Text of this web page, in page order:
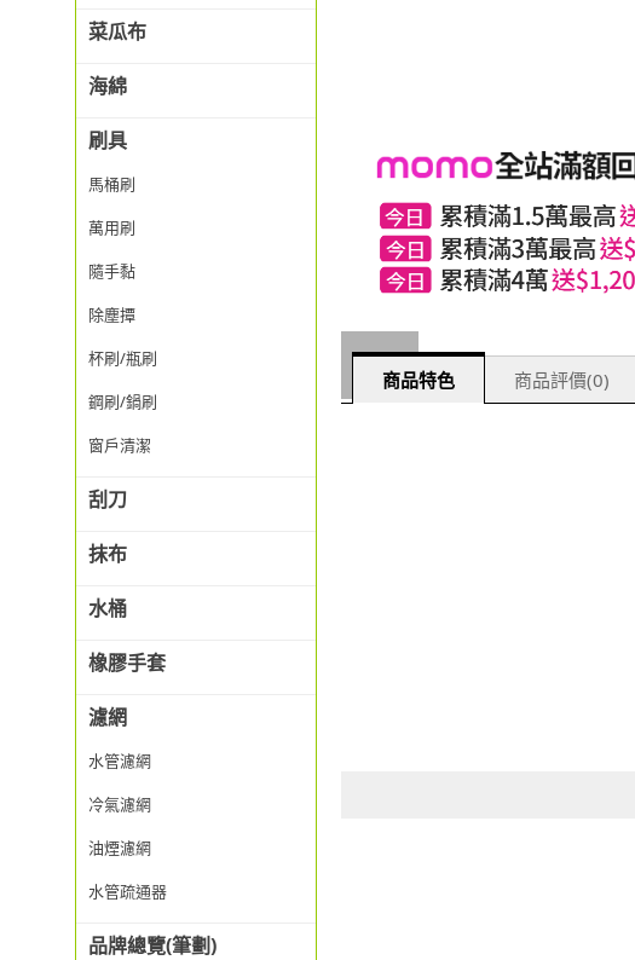
菜瓜布
海綿
刷具
馬桶刷
萬用刷
隨手黏
除塵撢
杯刷/瓶刷
鋼刷/鍋刷
窗戶清潔
刮刀
抹布
水桶
橡膠手套
濾網
水管濾網
冷氣濾網
油煙濾網
水管疏通器
品牌總覽(筆劃)
商品特色 商品評價(0)